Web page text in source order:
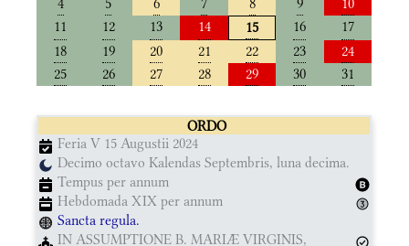
11
12 13 14 15 16
17
18
19 20 21 22 23
24
25
26 27 28 29 30 31
ORDO
Feria V 15 Augustii 2024
Decimo octavo Kalendas Septembris, luna decima.
Tempus per annum
Hebdomada XIX per annum
Sancta regula.
IN ASSUMPTIONE B. MARIÆ VIRGINIS,